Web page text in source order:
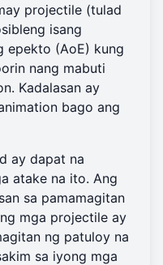
projectile (tulad
isang
epekto (AoE) kung
nang mabuti
Kadalasan ay
bago ang
ay dapat na
atake na ito. Ang
sa pamamagitan
mga projectile ay
ng patuloy na
sa iyong mga